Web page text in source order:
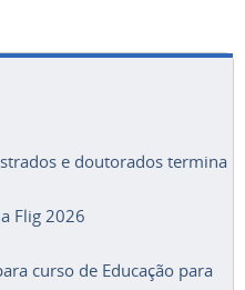
e doutorados termina
Flig 2026
curso de Educação para